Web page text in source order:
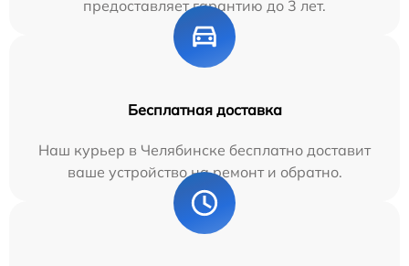
предоставляет гарантию до 3 лет.
Бесплатная доставка
Наш курьер в Челябинске бесплатно доставит
ваше устройство на ремонт и обратно.